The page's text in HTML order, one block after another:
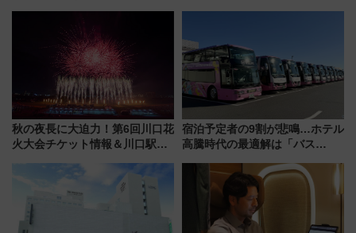
5日始発から
秋の夜長に大迫力！第6回川口花
火大会チケット情報＆川口駅か
宿泊予定者の9割が悲鳴…ホテル
高騰時代の最適解は「バス
した、推し活遠征や観光時のリ
アルな懐事情